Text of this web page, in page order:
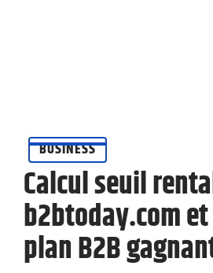
BUSINESS
Calcul seuil
b2btoday.com
plan B2B